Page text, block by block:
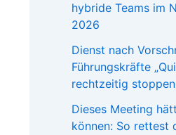
hybride Teams im
2026
Dienst nach
Führungskräfte
rechtzeitig
Dieses Meeting
können: So rettest